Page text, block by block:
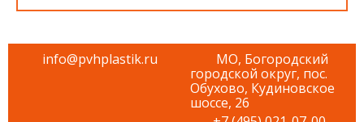
info@pvhplastik.ru
МО, Богородский
городской округ, пос.
Обухово, Кудиновское
шоссе, 26